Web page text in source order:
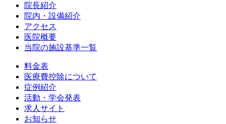
院長紹介
院内・設備紹介
アクセス
医院概要
当院の施設基準一覧
料金表
医療費控除について
症例紹介
活動・学会発表
求人サイト
お知らせ